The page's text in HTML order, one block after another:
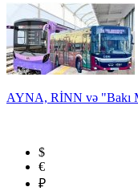
AYNA, RİNN və "Bakı
$
€
₽